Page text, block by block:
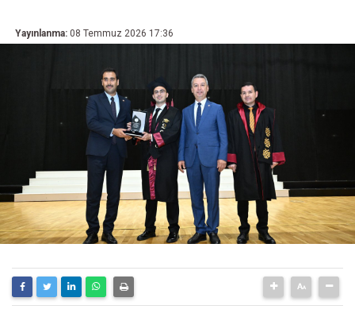
Yayınlanma: 08 Temmuz 2026 17:36